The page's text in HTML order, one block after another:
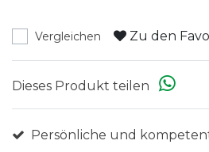
Vergleichen Zu den
Dieses Produkt teilen
Persönliche und